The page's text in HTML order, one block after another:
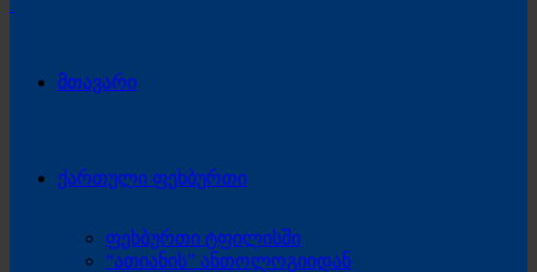
მთავარი
ქართული ფეხბურთი
ფეხბურთი ტფილისში
“ათიანის” ანთოლოგიიდან